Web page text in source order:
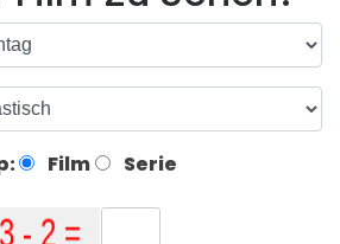
Film Serie